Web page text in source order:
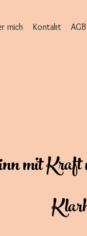
mich Kontakt AGB
mit